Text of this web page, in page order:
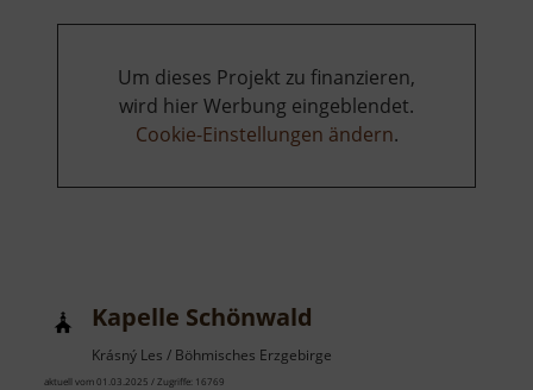
Um dieses Projekt zu finanzieren,
wird hier Werbung eingeblendet.
Cookie-Einstellungen ändern.
Kapelle Schönwald
Krásný Les / Böhmisches Erzgebirge
aktuell vom 01.03.2025 / Zugriffe: 16769